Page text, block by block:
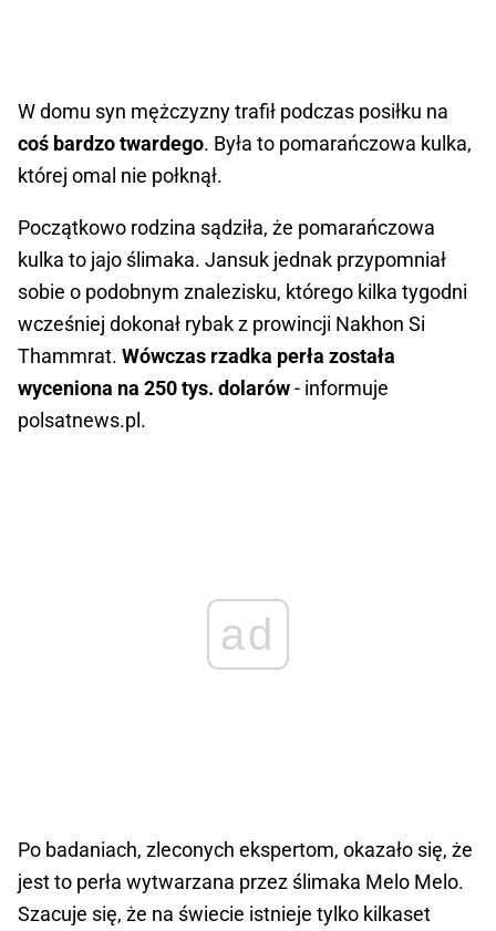
W domu syn mężczyzny trafił podczas posiłku na
coś bardzo twardego. Była to pomarańczowa kulka,
której omal nie połknął.
Początkowo rodzina sądziła, że pomarańczowa
kulka to jajo ślimaka. Jansuk jednak przypomniał
sobie o podobnym znalezisku, którego kilka tygodni
wcześniej dokonał rybak z prowincji Nakhon Si
Thammrat. Wówczas rzadka perła została
wyceniona na 250 tys. dolarów- informuje
polsatnews.pl.
ad
Po badaniach, zleconych ekspertom, okazało się, że
jest to perła wytwarzana przez ślimaka Melo Melo.
Szacuje się, że na świecie istnieje tylko kilkaset